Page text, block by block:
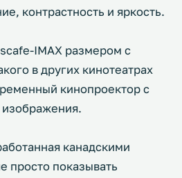
контрастность и яркость.
IMAX размером с
в других кинотеатрах
кинопроектор с
канадскими
просто показывать